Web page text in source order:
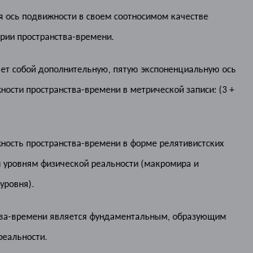
ось подвижности в своем соотносимом качестве
пространства-времени.
собой дополнительную, пятую экспоненциальную ось
пространства-времени в метрической записи: (3 +
пространства-времени в форме релятивистских
физической реальности (макромира и
времени является фундаментальным, образующим